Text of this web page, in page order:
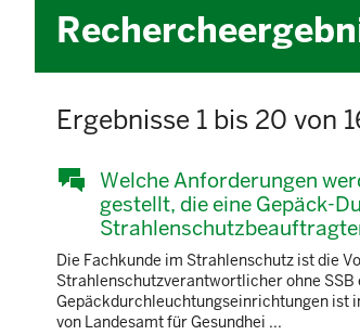
Ergebnisse 1 bis 20 von
Welche Anforderungen
gestellt, die eine Gepäck-
Die Fachkunde im Strahlenschutz ist die
Strahlenschutzverantwortlicher ohne
Gepäckdurchleuchtungseinrichtungen ist
von Landesamt für Gesundhei ...